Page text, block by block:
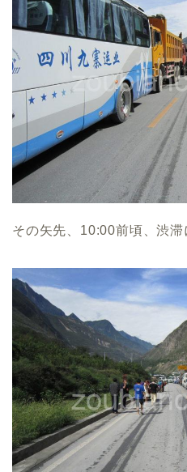
その矢先、10:00前頃、渋滞